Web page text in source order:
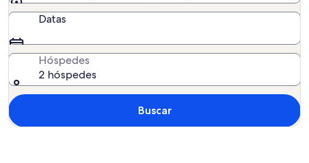
Datas
Hóspedes
2 hóspedes
Buscar